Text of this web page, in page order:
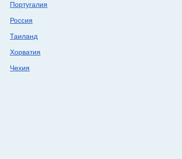
Португалия
Россия
Таиланд
Хорватия
Чехия